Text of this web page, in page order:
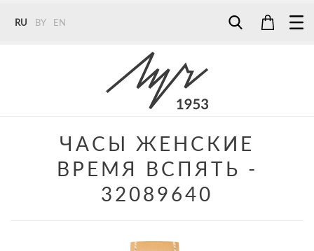
RU BY EN
+375 (29) 272 51 56
ЧАСЫ ЖЕНСКИЕ
ВРЕМЯ ВСПЯТЬ -
32089640